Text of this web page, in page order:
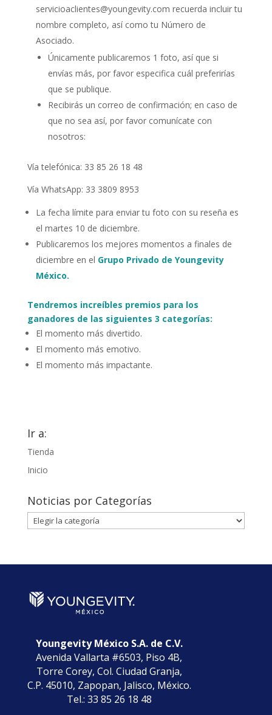
servicioaclientes@youngevity.com recuerda incluir tu
nombre completo, así como tu Número de
Asociado.
Únicamente publicaremos 1 foto, así que si
envías más, por favor especifica cuál preferirías
que se publique.
Recibirás un correo de confirmación; en caso de
que no sea así, por favor comunícate con
nosotros:
Vía telefónica: 33 85 26 18 48
Vía WhatsApp: 33 3809 8953
La fecha límite para enviar tu foto con su reseña es
el martes 10 de diciembre.
Publicaremos los mejores momentos a finales de
diciembre en el Grupo Privado de Youngevity
México.
Tendremos increíbles premios para los
ganadores de las siguientes 3 categorías:
El momento más divertido.
El momento más emotivo.
El momento más impactante.
Ir a:
Tienda
Inicio
Noticias por Categorías
Noticias
por
Youngevity México S.A. de C.V.
Avenida Vallarta #6503, Piso 4B,
Torre Corey, Col. Ciudad Granja,
C.P. 45010, Zapopan, Jalisco, México.
Tel.: 33 85 26 18 48